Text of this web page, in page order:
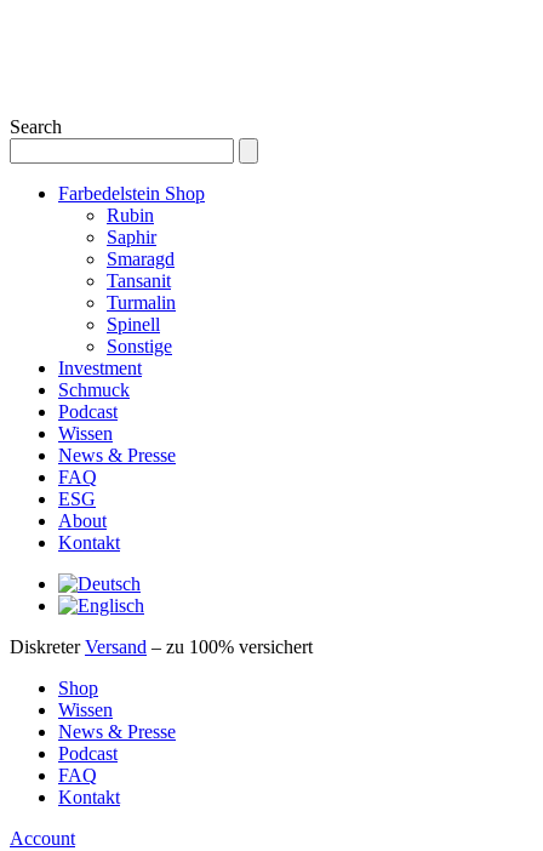
Search
Farbedelstein Shop
Rubin
Saphir
Smaragd
Tansanit
Turmalin
Spinell
Sonstige
Investment
Schmuck
Podcast
Wissen
News & Presse
FAQ
ESG
About
Kontakt
DiskreterVersand – zu 100% versichert
Shop
Wissen
News & Presse
Podcast
FAQ
Kontakt
Account